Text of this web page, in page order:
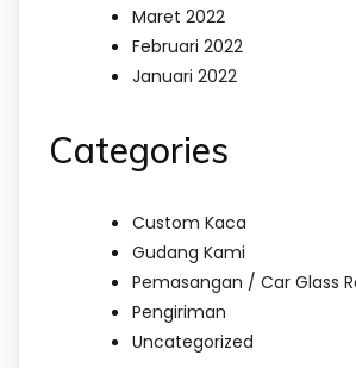
Maret 2022
Februari 2022
Januari 2022
Categories
Custom Kaca
Gudang Kami
Pemasangan / Car Glass
Pengiriman
Uncategorized